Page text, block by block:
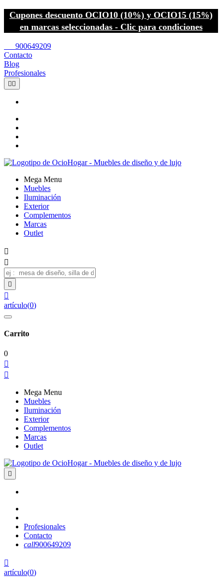
Cupones descuento OCIO10 (10%) y OCIO15 (15%)
en marcas seleccionadas - Clic para condiciones
900649209
Contacto
Blog
Profesionales
 
Mega Menu
Muebles
Iluminación
Exterior
Complementos
Marcas
Outlet




artículo(0)
Carrito
0


Mega Menu
Muebles
Iluminación
Exterior
Complementos
Marcas
Outlet

Profesionales
Contacto
call900649209

artículo(0)